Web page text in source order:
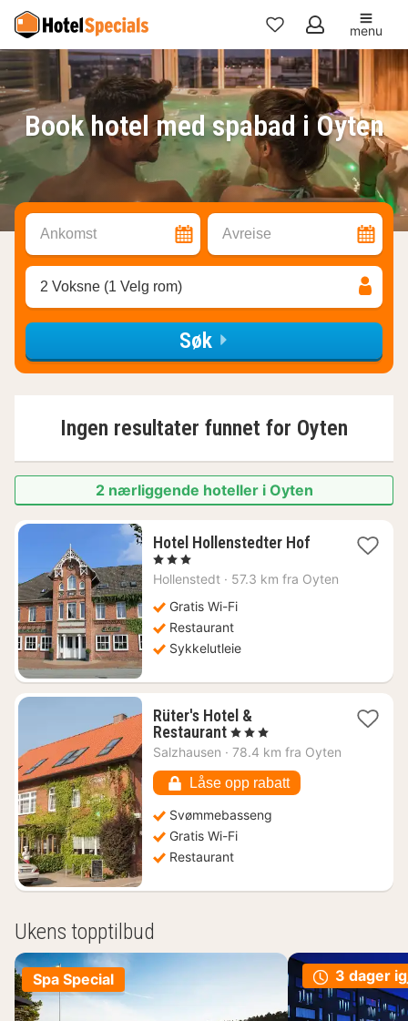
Mine
favoritter
menu
Book hotel med spabad i Oyten
Ankomst Avreise
2 Voksne (1 Velg rom)
Søk
Ingen resultater funnet for Oyten
2 nærliggende hoteller i Oyten
Hotel Hollenstedter Hof1
fra
2131
, 3 Stjerner
Hollenstedt · 57.3 km fra Oyten
Gratis Wi-Fi
Restaurant
Sykkelutleie
Rüter's Hotel &
Restaurant1
natt
3003
kr.
, 3 Stjerner
Salzhausen · 78.4 km fra Oyten
Låse opp rabatt
Svømmebasseng
Gratis Wi-Fi
Restaurant
Ukens topptilbud
Spa Special 3 dager